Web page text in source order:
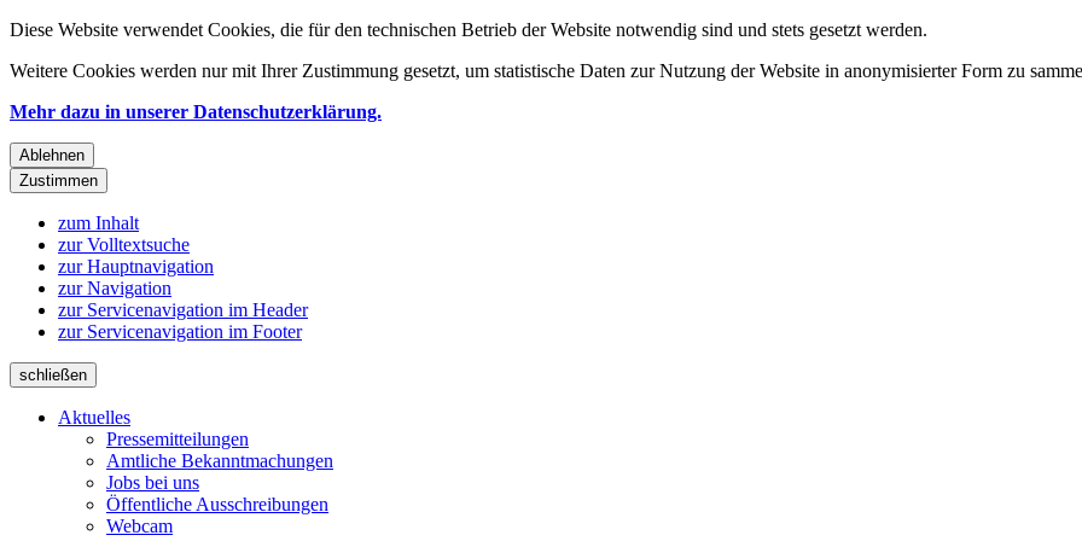
Diese Website verwendet Cookies, die für den technischen Betrieb der Website notwendig sind und stets gesetzt werden.
Weitere Cookies werden nur mit Ihrer Zustimmung gesetzt, um statistische Daten zur Nutzung der Website in anonymisierter Form zu
Mehr dazu in unserer Datenschutzerklärung.
Ablehnen
Zustimmen
zum Inhalt
zur Volltextsuche
zur Hauptnavigation
zur Navigation
zur Servicenavigation im Header
zur Servicenavigation im Footer
schließen
Aktuelles
Pressemitteilungen
Amtliche Bekanntmachungen
Jobs bei uns
Öffentliche Ausschreibungen
Webcam